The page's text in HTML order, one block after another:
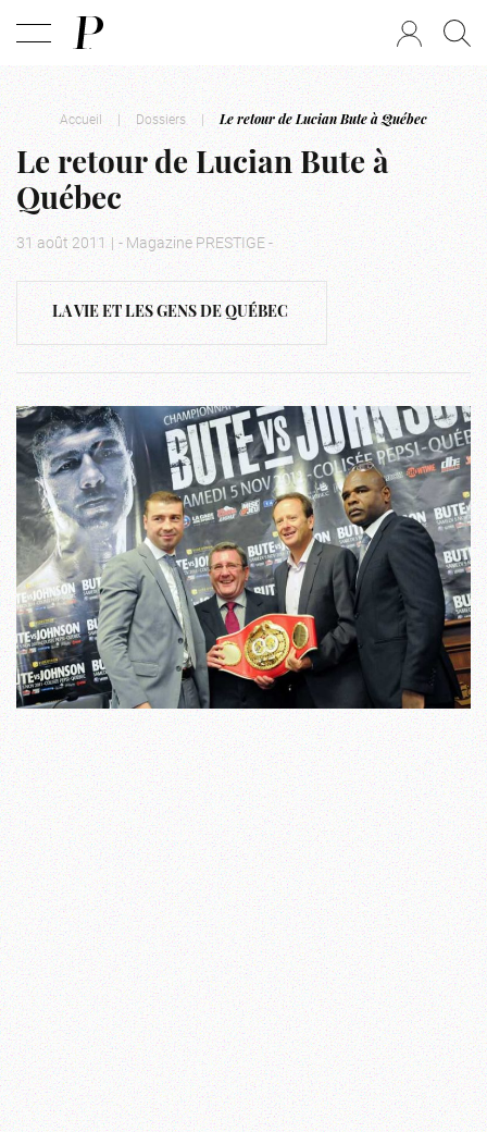
Accueil | Dossiers | Le retour de Lucian Bute à Québec
Le retour de Lucian Bute à
Québec
31 août 2011 | - Magazine PRESTIGE -
LA VIE ET LES GENS DE QUÉBEC